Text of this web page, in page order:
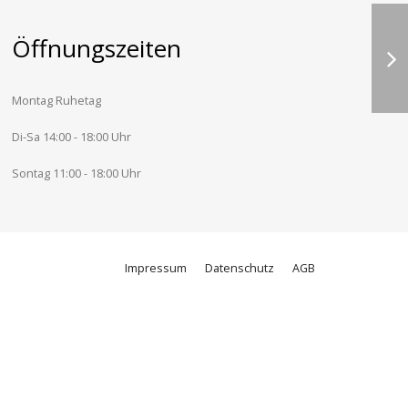
Öffnungszeiten
Montag Ruhetag
Di-Sa 14:00 - 18:00 Uhr
Sontag 11:00 - 18:00 Uhr
Impressum Datenschutz AGB